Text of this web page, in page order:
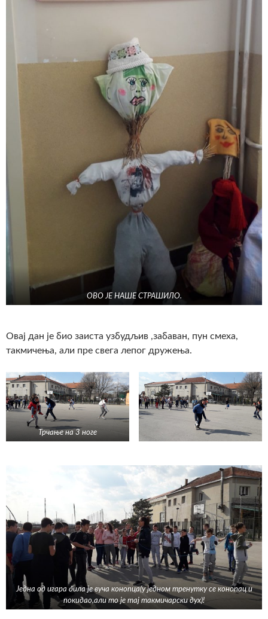
ОВО ЈЕ НАШЕ СТРАШИЛО.
Овај дан је био заиста узбудљив ,забаван, пун смеха,
такмичења, али пре свега лепог дружења.
Трчање на 3 ноге
Једна од игара била је вуча конопца(у једном тренутку се конопац и
покидао,али то је тај такмичарски дух)!